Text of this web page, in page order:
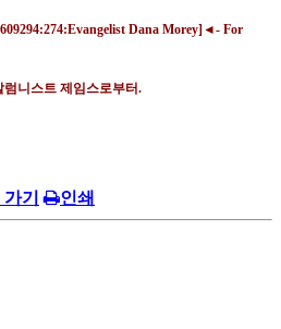
니스트 제임스로부터.
기 인쇄